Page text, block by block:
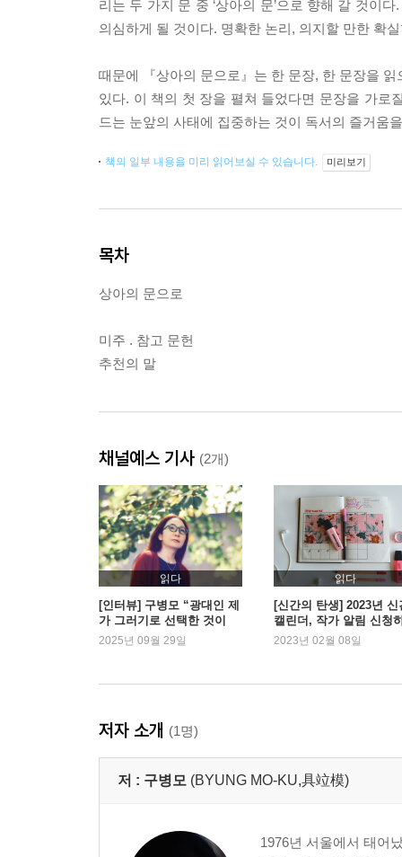
리는 두 가지 문 중 ‘상아의 문’으로 향해 갈 것이
의심하게 될 것이다. 명확한 논리, 의지할 만한 확
때문에 『상아의 문으로』는 한 문장, 한 문장을
있다. 이 책의 첫 장을 펼쳐 들었다면 문장을 가로
드는 눈앞의 사태에 집중하는 것이 독서의 즐거움
책의 일부 내용을 미리 읽어보실 수 있습니다. 미리보기
목차
상아의 문으로
미주 . 참고 문헌
추천의 말
채널예스 기사 (2개)
읽다
[인터뷰] 구병모 “광대인 제
가 그러기로 선택한 것이
죠.”
2025년 09월 29일
읽다
[신간의 탄생] 2023년 신
캘린더, 작가 알림 신청
요!
2023년 02월 08일
저자 소개 (1명)
저 : 구병모 (BYUNG MO-KU,具竝模)
1976년 서울에서 태어